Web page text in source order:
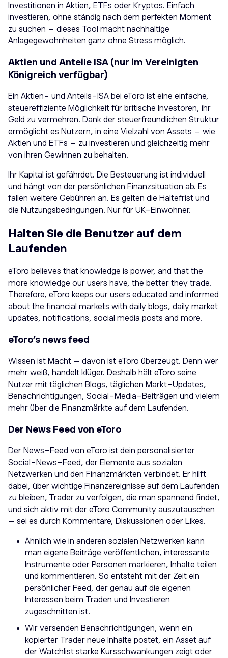
Investitionen in Aktien, ETFs oder Kryptos. Einfach
investieren, ohne ständig nach dem perfekten Moment
zu suchen – dieses Tool macht nachhaltige
Anlagegewohnheiten ganz ohne Stress möglich.
Aktien und Anteile ISA (nur im Vereinigten
Königreich verfügbar)
Ein Aktien- und Anteils-ISA bei eToro ist eine einfache,
steuereffiziente Möglichkeit für britische Investoren, ihr
Geld zu vermehren. Dank der steuerfreundlichen Struktur
ermöglicht es Nutzern, in eine Vielzahl von Assets – wie
Aktien und ETFs – zu investieren und gleichzeitig mehr
von ihren Gewinnen zu behalten.
Ihr Kapital ist gefährdet. Die Besteuerung ist individuell
und hängt von der persönlichen Finanzsituation ab. Es
fallen weitere Gebühren an. Es gelten die Haltefrist und
die Nutzungsbedingungen. Nur für UK-Einwohner.
Halten Sie die Benutzer auf dem
Laufenden
eToro believes that knowledge is power, and that the
more knowledge our users have, the better they trade.
Therefore, eToro keeps our users educated and informed
about the financial markets with daily blogs, daily market
updates, notifications, social media posts and more.
eToro’s news feed
Wissen ist Macht – davon ist eToro überzeugt. Denn wer
mehr weiß, handelt klüger. Deshalb hält eToro seine
Nutzer mit täglichen Blogs, täglichen Markt-Updates,
Benachrichtigungen, Social-Media-Beiträgen und vielem
mehr über die Finanzmärkte auf dem Laufenden.
Der News Feed von eToro
Der News-Feed von eToro ist dein personalisierter
Social-News-Feed, der Elemente aus sozialen
Netzwerken und den Finanzmärkten verbindet. Er hilft
dabei, über wichtige Finanzereignisse auf dem Laufenden
zu bleiben, Trader zu verfolgen, die man spannend findet,
und sich aktiv mit der eToro Community auszutauschen
– sei es durch Kommentare, Diskussionen oder Likes.
Ähnlich wie in anderen sozialen Netzwerken kann
man eigene Beiträge veröffentlichen, interessante
Instrumente oder Personen markieren, Inhalte teilen
und kommentieren. So entsteht mit der Zeit ein
persönlicher Feed, der genau auf die eigenen
Interessen beim Traden und Investieren
zugeschnitten ist.
Wir versenden Benachrichtigungen, wenn ein
kopierter Trader neue Inhalte postet, ein Asset auf
der Watchlist starke Kursschwankungen zeigt oder